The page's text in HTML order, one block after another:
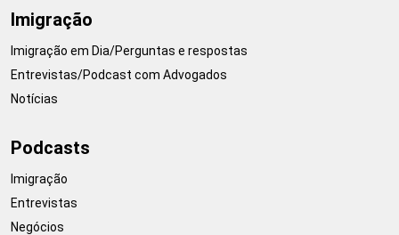
Imigração
Imigração em Dia/Perguntas e respostas
Entrevistas/Podcast com Advogados
Notícias
Podcasts
Imigração
Entrevistas
Negócios